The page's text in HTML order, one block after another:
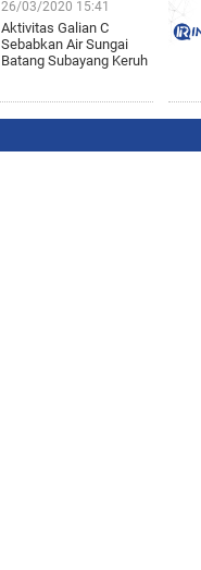
26/03/2020 15:41
Aktivitas Galian C
Sebabkan Air Sungai
Batang Subayang Keruh